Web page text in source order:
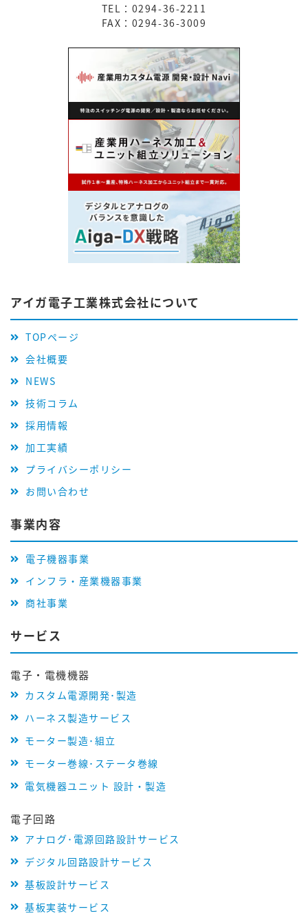
TEL：0294-36-2211
FAX：0294-36-3009
アイガ電子工業株式会社について
TOPページ
会社概要
NEWS
技術コラム
採用情報
加工実績
プライバシーポリシー
お問い合わせ
事業内容
電子機器事業
インフラ・産業機器事業
商社事業
サービス
電子・電機機器
カスタム電源開発･製造
ハーネス製造サービス
モーター製造･組立
モーター巻線･ステータ巻線
電気機器ユニット 設計・製造
電子回路
アナログ･電源回路設計サービス
デジタル回路設計サービス
基板設計サービス
基板実装サービス